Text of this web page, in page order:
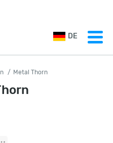
DE
Metal Thorn